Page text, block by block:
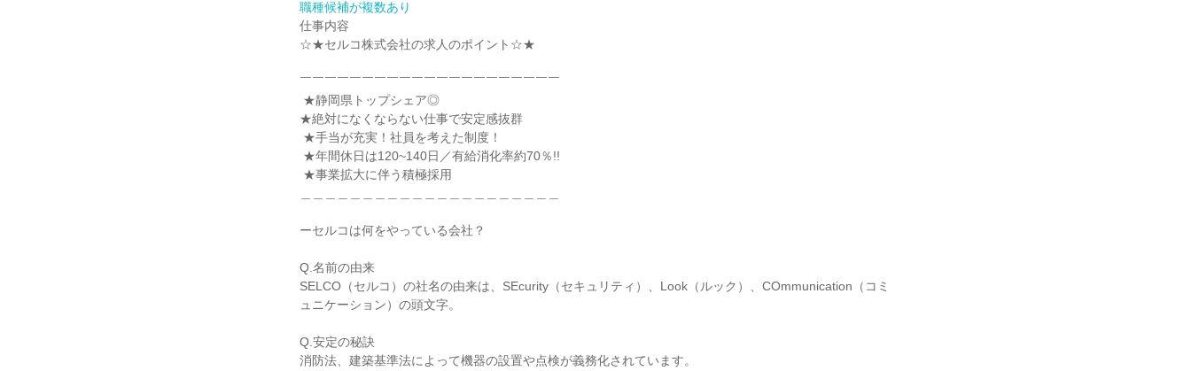
職種候補が複数あり
仕事内容
☆★セルコ株式会社の求人のポイント☆★
￣￣￣￣￣￣￣￣￣￣￣￣￣￣￣￣￣￣￣￣￣
★絶対になくならない仕事で安定感抜群
ーセルコは何をやっている会社？
Q.名前の由来
SELCO（セルコ）の社名の由来は、SEcurity（セキュリティ）、Look（ルック）、COmmunication（コミ
ュニケーション）の頭文字。
Q.安定の秘訣
消防法、建築基準法によって機器の設置や点検が義務化されています。